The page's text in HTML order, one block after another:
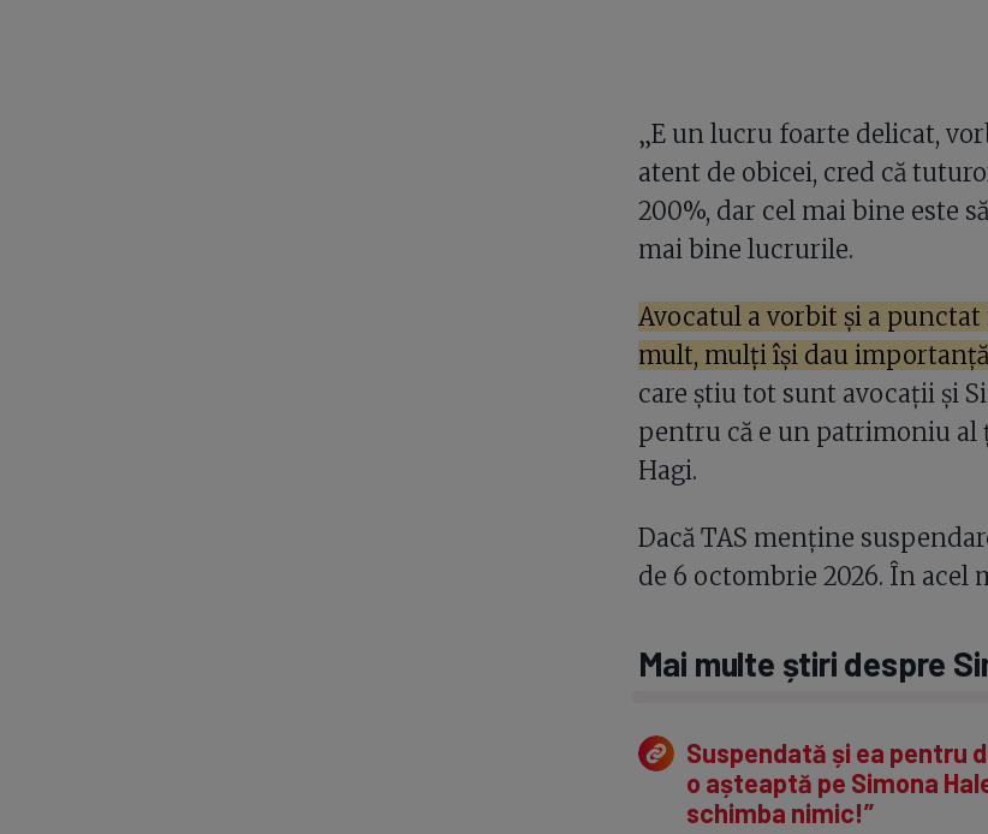
„E un lucru foarte delicat,
atent de obicei, cred că
200%, dar cel mai bine este
mai bine lucrurile.
Avocatul a vorbit și a
mult, mulți își dau importanță
care știu tot sunt avocații și
pentru că e un patrimoniu al
Hagi.
Dacă TAS menține
de 6 octombrie 2026. În acel
Mai multe știri despre
Suspendată și ea pentru
o așteaptă pe Simona
schimba nimic!”